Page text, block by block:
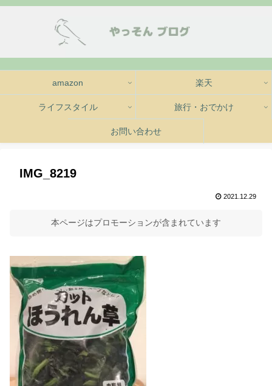
amazon 楽天
ライフスタイル 旅行・おでかけ
お問い合わせ
IMG_8219
2021.12.29
本ページはプロモーションが含まれています